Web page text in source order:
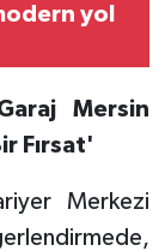
yol
Mersin
Fırsat'
Merkezi